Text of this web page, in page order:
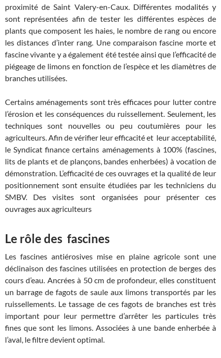
proximité de Saint Valery-en-Caux. Différentes modalités y
sont représentées afin de tester les différentes espèces de
plants que composent les haies, le nombre de rang ou encore
les distances d’inter rang. Une comparaison fascine morte et
fascine vivante y a également été testée ainsi que l’efficacité de
piégeage de limons en fonction de l’espèce et les diamètres de
branches utilisées.
Certains aménagements sont très efficaces pour lutter contre
l’érosion et les conséquences du ruissellement. Seulement, les
techniques sont nouvelles ou peu coutumières pour les
agriculteurs. Afin de vérifier leur efficacité et leur acceptabilité,
le Syndicat finance certains aménagements à 100% (fascines,
lits de plants et de plançons, bandes enherbées) à vocation de
démonstration. L’efficacité de ces ouvrages et la qualité de leur
positionnement sont ensuite étudiées par les techniciens du
SMBV. Des visites sont organisées pour présenter ces
ouvrages aux agriculteurs
Le rôle des fascines
Les fascines antiérosives mise en plaine agricole sont une
déclinaison des fascines utilisées en protection de berges des
cours d’eau. Ancrées à 50 cm de profondeur, elles constituent
un barrage de fagots de saule aux limons transportés par les
ruissellements. Le tassage de ces fagots de branches est très
important pour leur permettre d’arrêter les particules très
fines que sont les limons. Associées à une bande enherbée à
l’aval, le filtre devient optimal.